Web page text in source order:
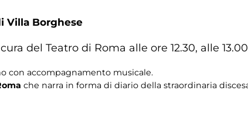
Villa Borghese
del Teatro di Roma alle ore 12.30, alle 13.00
con accompagnamento musicale.
che narra in forma di diario della straordinaria